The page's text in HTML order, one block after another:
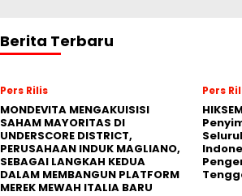
Berita Terbaru
Pers Rilis
MONDEVITA MENGAKUISISI
SAHAM MAYORITAS DI
UNDERSCORE DISTRICT,
PERUSAHAAN INDUK MAGLIANO,
SEBAGAI LANGKAH KEDUA
DALAM MEMBANGUN PLATFORM
MEREK MEWAH ITALIA BARU
Pers